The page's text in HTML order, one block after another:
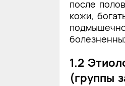
после
кожи,
1.2
(группы